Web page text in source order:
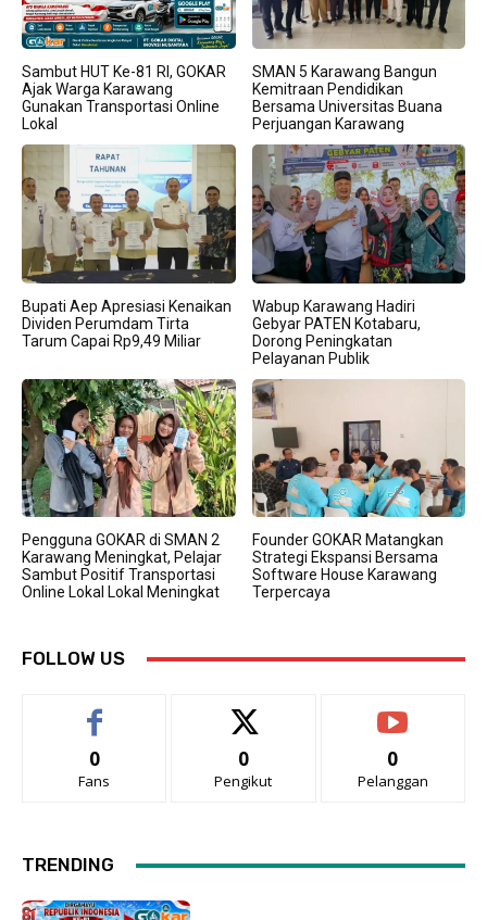
Sambut HUT Ke-81 RI, GOKAR
Ajak Warga Karawang
Gunakan Transportasi Online
Lokal
SMAN 5 Karawang Bangun
Kemitraan Pendidikan
Bersama Universitas Buana
Perjuangan Karawang
Bupati Aep Apresiasi Kenaikan
Dividen Perumdam Tirta
Tarum Capai Rp9,49 Miliar
Wabup Karawang Hadiri
Gebyar PATEN Kotabaru,
Dorong Peningkatan
Pelayanan Publik
Pengguna GOKAR di SMAN 2
Karawang Meningkat, Pelajar
Sambut Positif Transportasi
Online Lokal Lokal Meningkat
Founder GOKAR Matangkan
Strategi Ekspansi Bersama
Software House Karawang
Terpercaya
FOLLOW US
0
Fans
0
Pengikut
0
Pelanggan
TRENDING